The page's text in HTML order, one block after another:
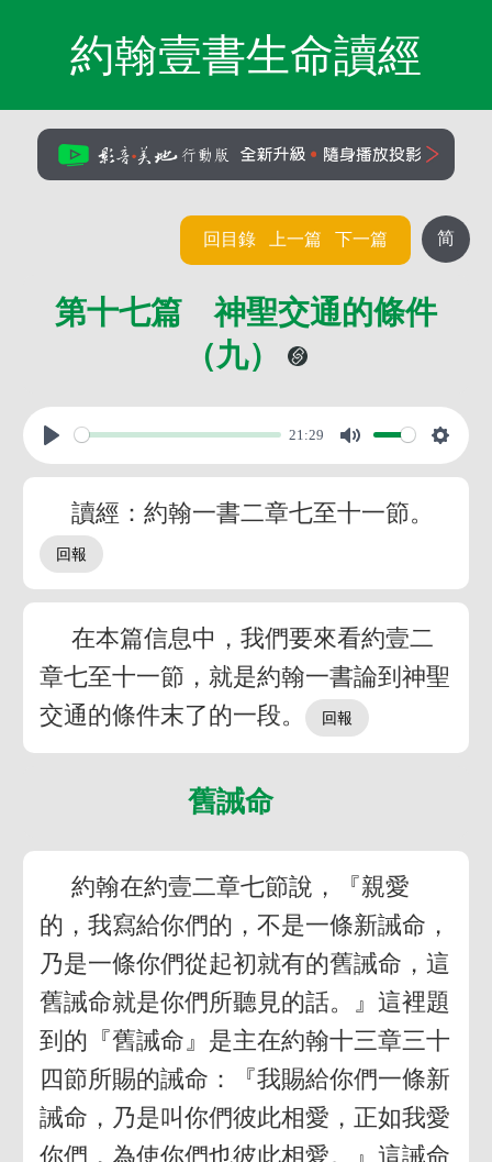
約翰壹書生命讀經
简
回目錄 上一篇 下一篇
第十七篇 神聖交通的條件
（九）
21:29
讀經：約翰一書二章七至十一節。
在本篇信息中，我們要來看約壹二
章七至十一節，就是約翰一書論到神聖
交通的條件末了的一段。
舊誡命
約翰在約壹二章七節說，『親愛
的，我寫給你們的，不是一條新誡命，
乃是一條你們從起初就有的舊誡命，這
舊誡命就是你們所聽見的話。』這裡題
到的『舊誡命』是主在約翰十三章三十
四節所賜的誡命：『我賜給你們一條新
誡命，乃是叫你們彼此相愛，正如我愛
你們，為使你們也彼此相愛。』這誡命